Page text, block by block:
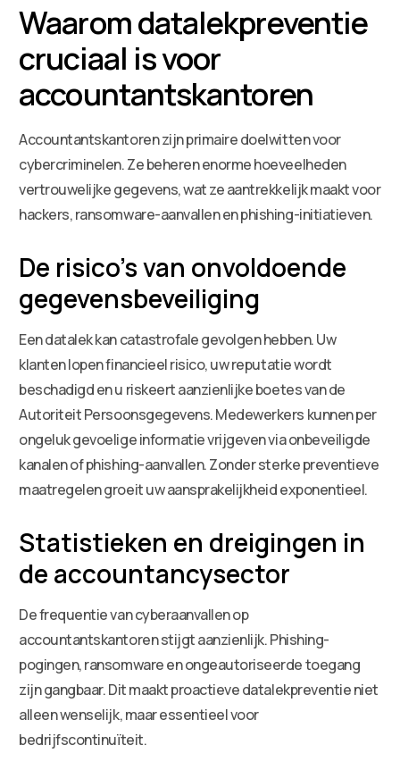
Waarom datalekpreventie
cruciaal is voor
accountantskantoren
Accountantskantoren zijn primaire doelwitten voor
cybercriminelen. Ze beheren enorme hoeveelheden
vertrouwelijke gegevens, wat ze aantrekkelijk maakt voor
hackers, ransomware-aanvallen en phishing-initiatieven.
De risico’s van onvoldoende
gegevensbeveiliging
Een datalek kan catastrofale gevolgen hebben. Uw
klanten lopen financieel risico, uw reputatie wordt
beschadigd en u riskeert aanzienlijke boetes van de
Autoriteit Persoonsgegevens. Medewerkers kunnen per
ongeluk gevoelige informatie vrijgeven via onbeveiligde
kanalen of phishing-aanvallen. Zonder sterke preventieve
maatregelen groeit uw aansprakelijkheid exponentieel.
Statistieken en dreigingen in
de accountancysector
De frequentie van cyberaanvallen op
accountantskantoren stijgt aanzienlijk. Phishing-
pogingen, ransomware en ongeautoriseerde toegang
zijn gangbaar. Dit maakt proactieve datalekpreventie niet
alleen wenselijk, maar essentieel voor
bedrijfscontinuïteit.